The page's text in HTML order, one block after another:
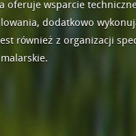
oferuje wsparcie
dodatkowo
również z organizacji